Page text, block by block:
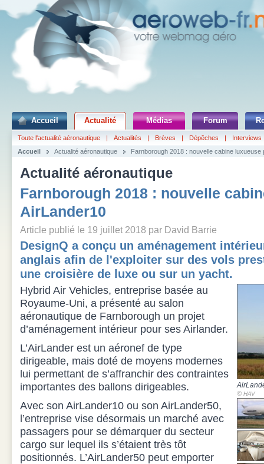
Accueil Actualité Médias Forum
Toute l'actualité aéronautique | Actualités | Brèves | Dépêches |
Interviews
Accueil
Actualité aéronautique Farnborough 2018 : nouvelle cabine luxueuse
Actualité aéronautique
Farnborough 2018 : nouvelle
AirLander10
Article publié le 19 juillet 2018 par David Barrie
DesignQ a conçu un aménagement
anglais afin de l'exploiter sur des vols
une croisière de luxe ou sur un yacht.
© HAV
Hybrid Air Vehicles, entreprise basée au
Royaume-Uni, a présenté au salon
aéronautique de Farnborough un projet
d’aménagement intérieur pour ses Airlander.
L’AirLander est un aéronef de type
dirigeable, mais doté de moyens modernes
lui permettant de s’affranchir des contraintes
importantes des ballons dirigeables.
Avec son AirLander10 ou son AirLander50,
l’entreprise vise désormais un marché avec
passagers pour se démarquer du secteur
cargo sur lequel ils s’étaient très tôt
positionnés. L’AirLander50 peut emporter